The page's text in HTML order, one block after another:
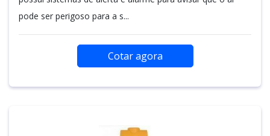
pode ser perigoso para a s...
Cotar agora